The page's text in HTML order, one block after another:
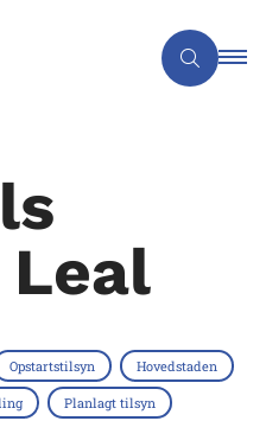
Opstartstilsyn Hovedstaden
Planlagt tilsyn